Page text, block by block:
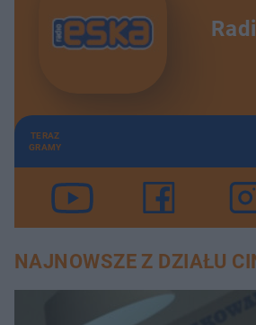
TERAZ
GRAMY
NAJNOWSZE Z DZIAŁU